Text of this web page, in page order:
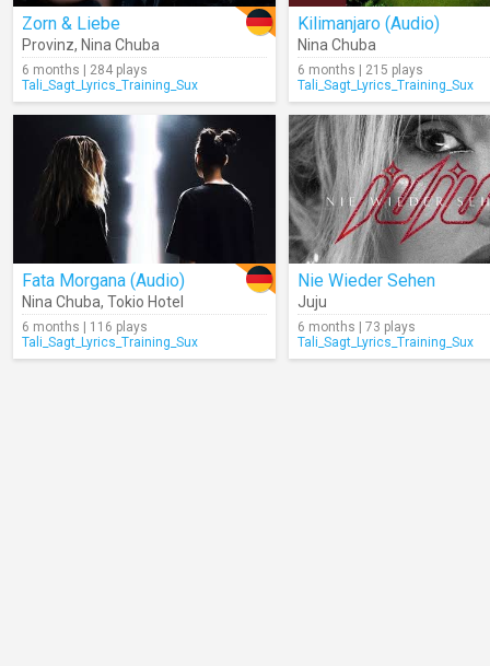
Zorn & Liebe
Provinz, Nina Chuba
6 months | 284 plays
Tali_Sagt_Lyrics_Training_Sux
Kilimanjaro (Audio)
Nina Chuba
6 months | 215 plays
Tali_Sagt_Lyrics_Training_Sux
Fata Morgana (Audio)
Nina Chuba, Tokio Hotel
6 months | 116 plays
Tali_Sagt_Lyrics_Training_Sux
Nie Wieder Sehen
Juju
6 months | 73 plays
Tali_Sagt_Lyrics_Training_Sux